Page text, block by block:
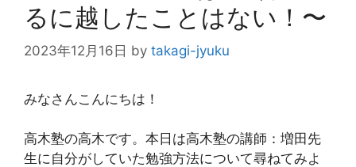
るに越したことはない！〜
2023年12月16日 by takagi-jyuku
みなさんこんにちは！
高木塾の高木です。本日は高木塾の講師：増田先
生に自分がしていた勉強方法について尋ねてみよ